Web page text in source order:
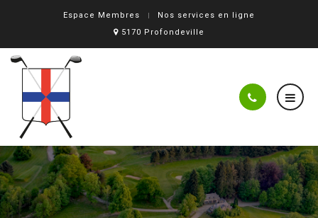
Espace Membres
Nos services en ligne
5170 Profondeville